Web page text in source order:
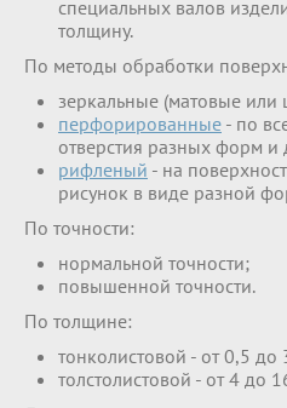
специальных валов
толщину.
По методы обработки
зеркальные (матовые
перфорированные - по
отверстия разных форм и
рифленый - на
рисунок в виде разной
По точности:
нормальной точности;
повышенной точности.
По толщине:
тонколистовой - от 0,5
толстолистовой - от 4 до